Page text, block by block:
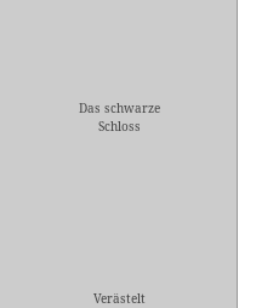
Das schwarze
Schloss
Verästelt